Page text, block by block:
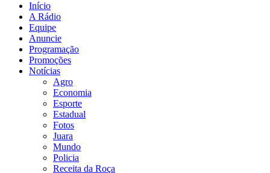
Início
A Rádio
Equipe
Anuncie
Programação
Promoções
Notícias
Agro
Economia
Esporte
Estadual
Fotos
Juara
Mundo
Policia
Receita da Roça